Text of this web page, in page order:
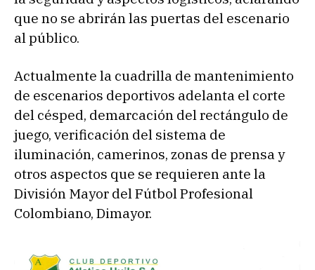
que no se abrirán las puertas del escenario
al público.
Actualmente la cuadrilla de mantenimiento
de escenarios deportivos adelanta el corte
del césped, demarcación del rectángulo de
juego, verificación del sistema de
iluminación, camerinos, zonas de prensa y
otros aspectos que se requieren ante la
División Mayor del Fútbol Profesional
Colombiano, Dimayor.